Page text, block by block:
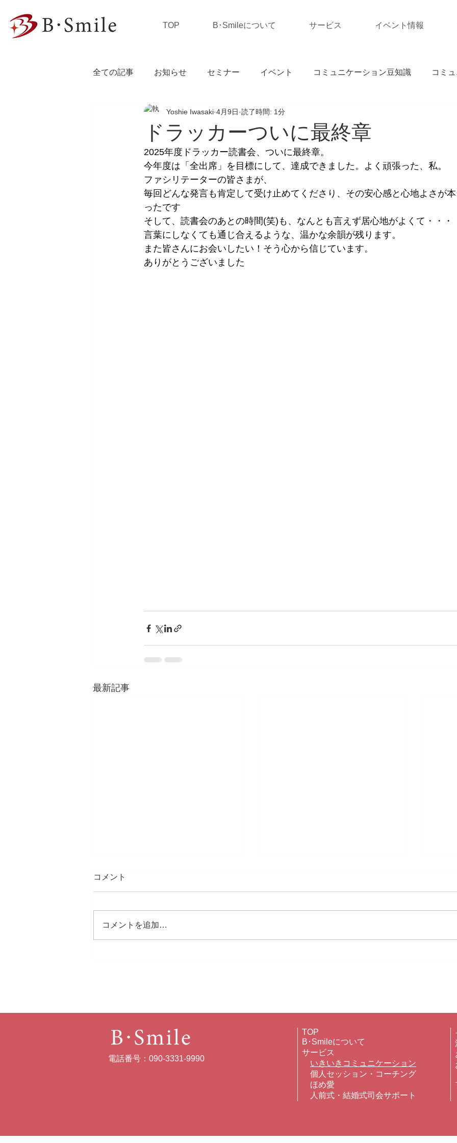
TOP B･Smileについて サービス イベント情報
全ての記事 お知らせ セミナー イベント コミュニケーション豆知識 コミ
私の独り言
ドラッカーついに最終章
Yoshie Iwasaki 4月9日 読了時間: 1分
2025年度ドラッカー読書会、ついに最終章。
今年度は「全出席」を目標にして、達成できました。よく頑張った、私。
ファシリテーターの皆さまが、
毎回どんな発言も肯定して受け止めてくださり、その安心感と心地よさが
ったです
そして、読書会のあとの時間(笑)も、なんとも言えず居心地がよくて・・・
言葉にしなくても通じ合えるような、温かな余韻が残ります。
また皆さんにお会いしたい！そう心から信じています。
ありがとうございました
最新記事
藤沢遊行の盆。初参加
コメント
コメントを追加…
電話番号：090-3331-9990
TOP
B･Smileについて
サービス
いきいきコミュニケーション
個人セッション・コーチング
ほめ愛
人前式・結婚式司会サポート